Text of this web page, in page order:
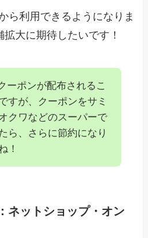
ら利用できるようになりま
大に期待したいです！
ーポンが配布されるこ
すが、クーポンをサミ
クワなどのスーパーで
ら、さらに節約になり
！
ネットショップ・オン